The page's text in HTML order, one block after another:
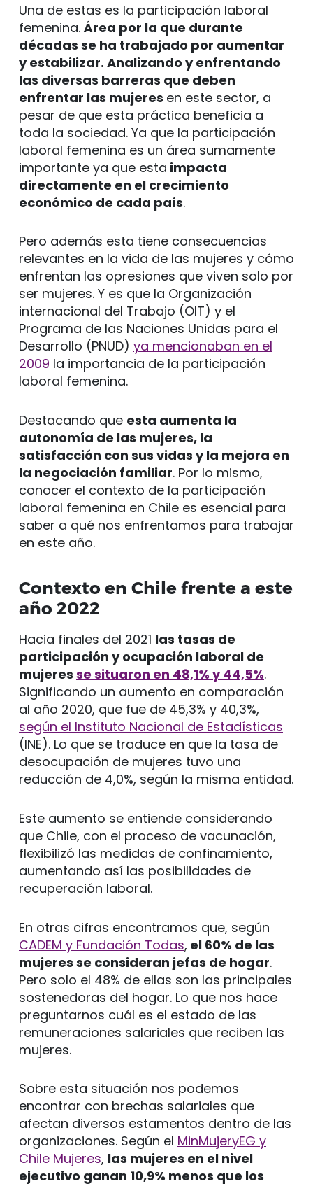
Una de estas es la participación laboral
femenina. Área por la que durante
décadas se ha trabajado por aumentar
y estabilizar. Analizando y enfrentando
las diversas barreras que deben
enfrentar las mujeres en este sector, a
pesar de que esta práctica beneficia a
toda la sociedad. Ya que la participación
laboral femenina es un área sumamente
importante ya que esta impacta
directamente en el crecimiento
económico de cada país.
Pero además esta tiene consecuencias
relevantes en la vida de las mujeres y cómo
enfrentan las opresiones que viven solo por
ser mujeres. Y es que la Organización
internacional del Trabajo (OIT) y el
Programa de las Naciones Unidas para el
Desarrollo (PNUD) ya mencionaban en el
2009 la importancia de la participación
laboral femenina.
Destacando que esta aumenta la
autonomía de las mujeres, la
satisfacción con sus vidas y la mejora en
la negociación familiar. Por lo mismo,
conocer el contexto de la participación
laboral femenina en Chile es esencial para
saber a qué nos enfrentamos para trabajar
en este año.
Contexto en Chile frente a este
año 2022
Hacia finales del 2021 las tasas de
participación y ocupación laboral de
mujeres se situaron en 48,1% y 44,5%.
Significando un aumento en comparación
al año 2020, que fue de 45,3% y 40,3%,
según el Instituto Nacional de Estadísticas
(INE). Lo que se traduce en que la tasa de
desocupación de mujeres tuvo una
reducción de 4,0%, según la misma entidad.
Este aumento se entiende considerando
que Chile, con el proceso de vacunación,
flexibilizó las medidas de confinamiento,
aumentando así las posibilidades de
recuperación laboral.
En otras cifras encontramos que, según
CADEM y Fundación Todas, el 60% de las
mujeres se consideran jefas de hogar.
Pero solo el 48% de ellas son las principales
sostenedoras del hogar. Lo que nos hace
preguntarnos cuál es el estado de las
remuneraciones salariales que reciben las
mujeres.
Sobre esta situación nos podemos
encontrar con brechas salariales que
afectan diversos estamentos dentro de las
organizaciones. Según el MinMujeryEG y
Chile Mujeres, las mujeres en el nivel
ejecutivo ganan 10,9% menos que los